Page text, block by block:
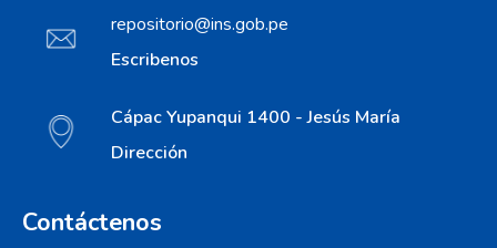
repositorio@ins.gob.pe
Escribenos
Cápac Yupanqui 1400 - Jesús María
Dirección
Contáctenos